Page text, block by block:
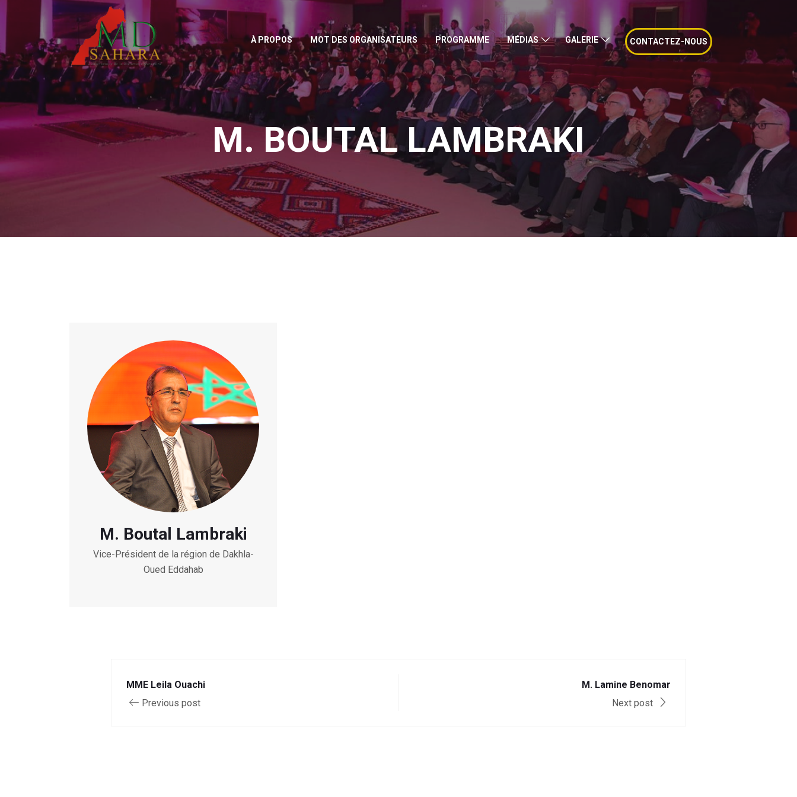
À PROPOS MOT DES ORGANISATEURS PROGRAMME MÉDIAS GALERIE CONTACTEZ-NOUS
M. BOUTAL LAMBRAKI
M. Boutal Lambraki
Vice-Président de la région de Dakhla-
Oued Eddahab
MME Leila Ouachi
Previous post
M. Lamine Benomar
Next post